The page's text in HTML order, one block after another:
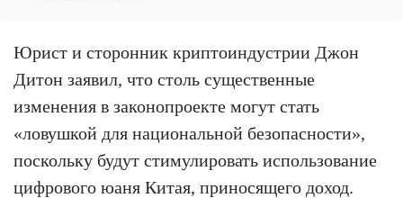
Юрист и сторонник криптоиндустрии Джон
Дитон заявил, что столь существенные
изменения в законопроекте могут стать
«ловушкой для национальной безопасности»,
поскольку будут стимулировать использование
цифрового юаня Китая, приносящего доход.